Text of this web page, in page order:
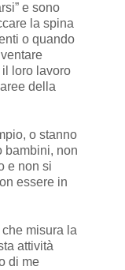
e sono
la spina
o quando
loro lavoro
della
o stanno
bambini, non
e non si
essere in
misura la
attività
di me